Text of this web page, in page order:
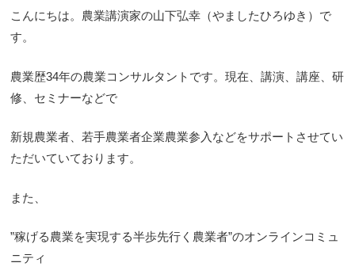
こんにちは。農業講演家の山下弘幸（やましたひろゆき）で
す。
農業歴34年の農業コンサルタントです。現在、講演、講座、研
修、セミナーなどで
新規農業者、若手農業者企業農業参入などをサポートさせてい
ただいていております。
また、
”稼げる農業を実現する半歩先行く農業者”のオンラインコミュ
ニティ